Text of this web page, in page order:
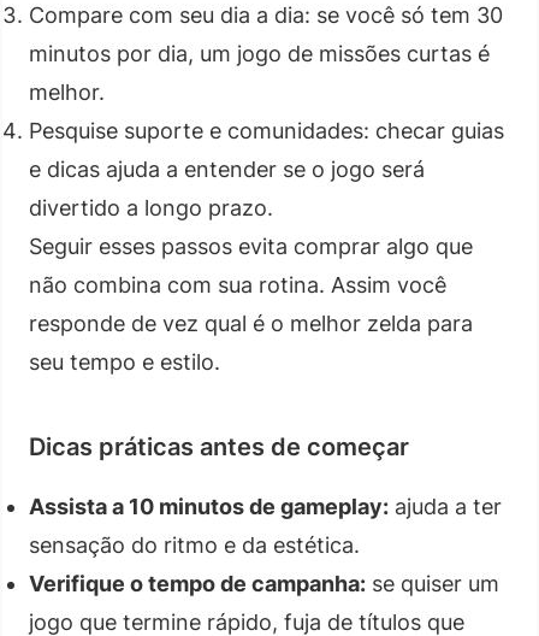
Compare com seu dia a dia: se você só tem 30
minutos por dia, um jogo de missões curtas é
melhor.
Pesquise suporte e comunidades: checar guias
e dicas ajuda a entender se o jogo será
divertido a longo prazo.
Seguir esses passos evita comprar algo que
não combina com sua rotina. Assim você
responde de vez qual é o melhor zelda para
seu tempo e estilo.
Dicas práticas antes de começar
Assista a 10 minutos de gameplay: ajuda a ter
sensação do ritmo e da estética.
Verifique o tempo de campanha: se quiser um
jogo que termine rápido, fuja de títulos que